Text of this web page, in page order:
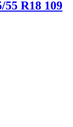
55 R18 109